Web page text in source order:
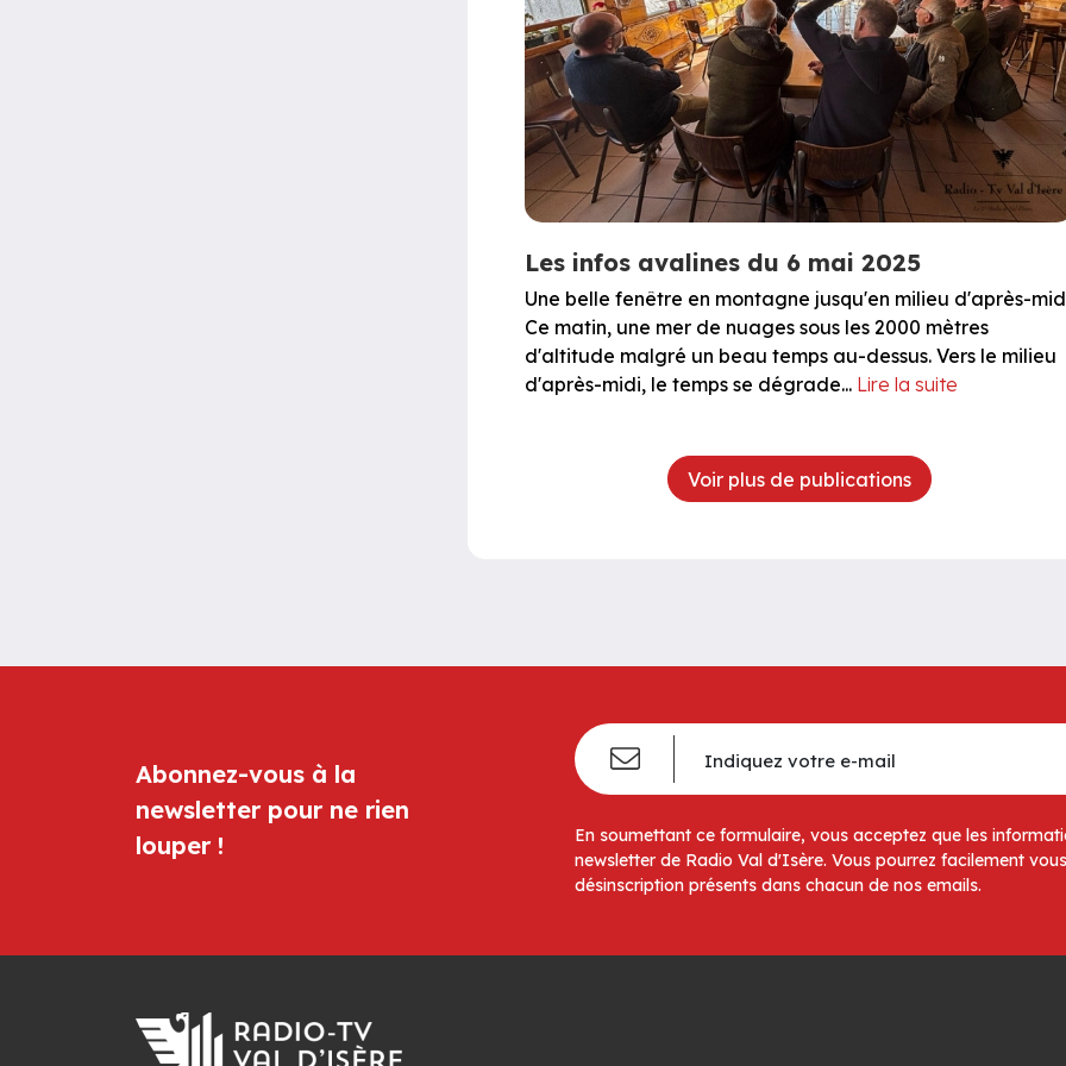
Les infos avalines du 6 mai 2025
Une belle fenêtre en montagne jusqu'en milieu d'après-
Ce matin, une mer de nuages sous les 2000 mètres
d'altitude malgré un beau temps au-dessus. Vers le milieu
d'après-midi, le temps se dégrade... Lire la suite
Voir plus de publications
Abonnez-vous à la
newsletter pour ne rien
louper !
En soumettant ce formulaire, vous acceptez que les
newsletter de Radio Val d'Isère. Vous pourrez facilement
désinscription présents dans chacun de nos emails.